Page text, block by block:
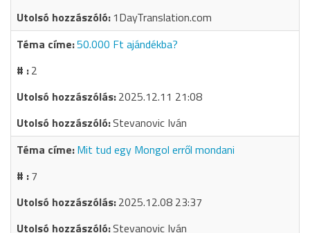
1DayTranslation.com
50.000 Ft ajándékba?
2
2025.12.11 21:08
Stevanovic Iván
Mit tud egy Mongol erről mondani
7
2025.12.08 23:37
Stevanovic Iván